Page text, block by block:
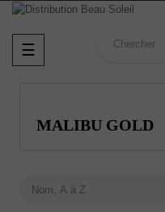
Basculer
la
☰
MALIBU GOLD
Nom, A à Z